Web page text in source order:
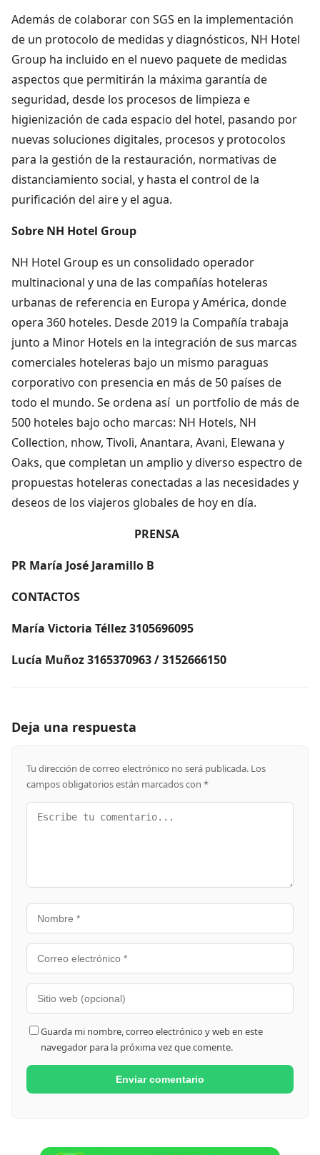
Además de colaborar con SGS en la implementación
de un protocolo de medidas y diagnósticos, NH Hotel
Group ha incluido en el nuevo paquete de medidas
aspectos que permitirán la máxima garantía de
seguridad, desde los procesos de limpieza e
higienización de cada espacio del hotel, pasando por
nuevas soluciones digitales, procesos y protocolos
para la gestión de la restauración, normativas de
distanciamiento social, y hasta el control de la
purificación del aire y el agua.
Sobre NH Hotel Group
NH Hotel Group es un consolidado operador
multinacional y una de las compañías hoteleras
urbanas de referencia en Europa y América, donde
opera 360 hoteles. Desde 2019 la Compañía trabaja
junto a Minor Hotels en la integración de sus marcas
comerciales hoteleras bajo un mismo paraguas
corporativo con presencia en más de 50 países de
todo el mundo. Se ordena así un portfolio de más de
500 hoteles bajo ocho marcas: NH Hotels, NH
Collection, nhow, Tivoli, Anantara, Avani, Elewana y
Oaks, que completan un amplio y diverso espectro de
propuestas hoteleras conectadas a las necesidades y
deseos de los viajeros globales de hoy en día.
PRENSA
PR María José Jaramillo B
CONTACTOS
María Victoria Téllez 3105696095
Lucía Muñoz 3165370963 / 3152666150
Deja una respuesta
Tu dirección de correo electrónico no será publicada. Los
campos obligatorios están marcados con *
Guarda mi nombre, correo electrónico y web en este
navegador para la próxima vez que comente.